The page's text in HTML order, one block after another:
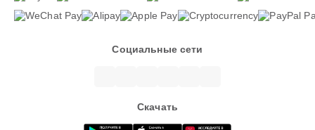
Социальные сети
Скачать